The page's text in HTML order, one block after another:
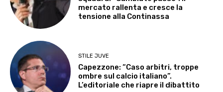
mercato rallenta e cresce la
tensione alla Continassa
STILE JUVE
Capezzone: “Caso arbitri, troppe
ombre sul calcio italiano”.
L’editoriale che riapre il dibattito